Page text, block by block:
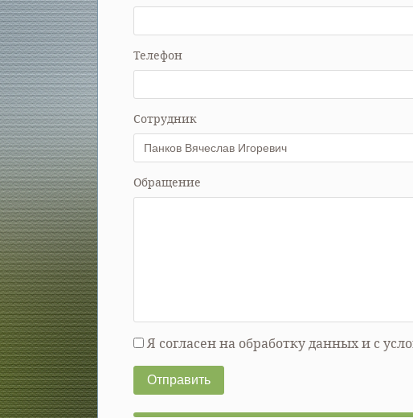
Телефон
Сотрудник
Обращение
Я согласен на обработку данных и с
Отправить